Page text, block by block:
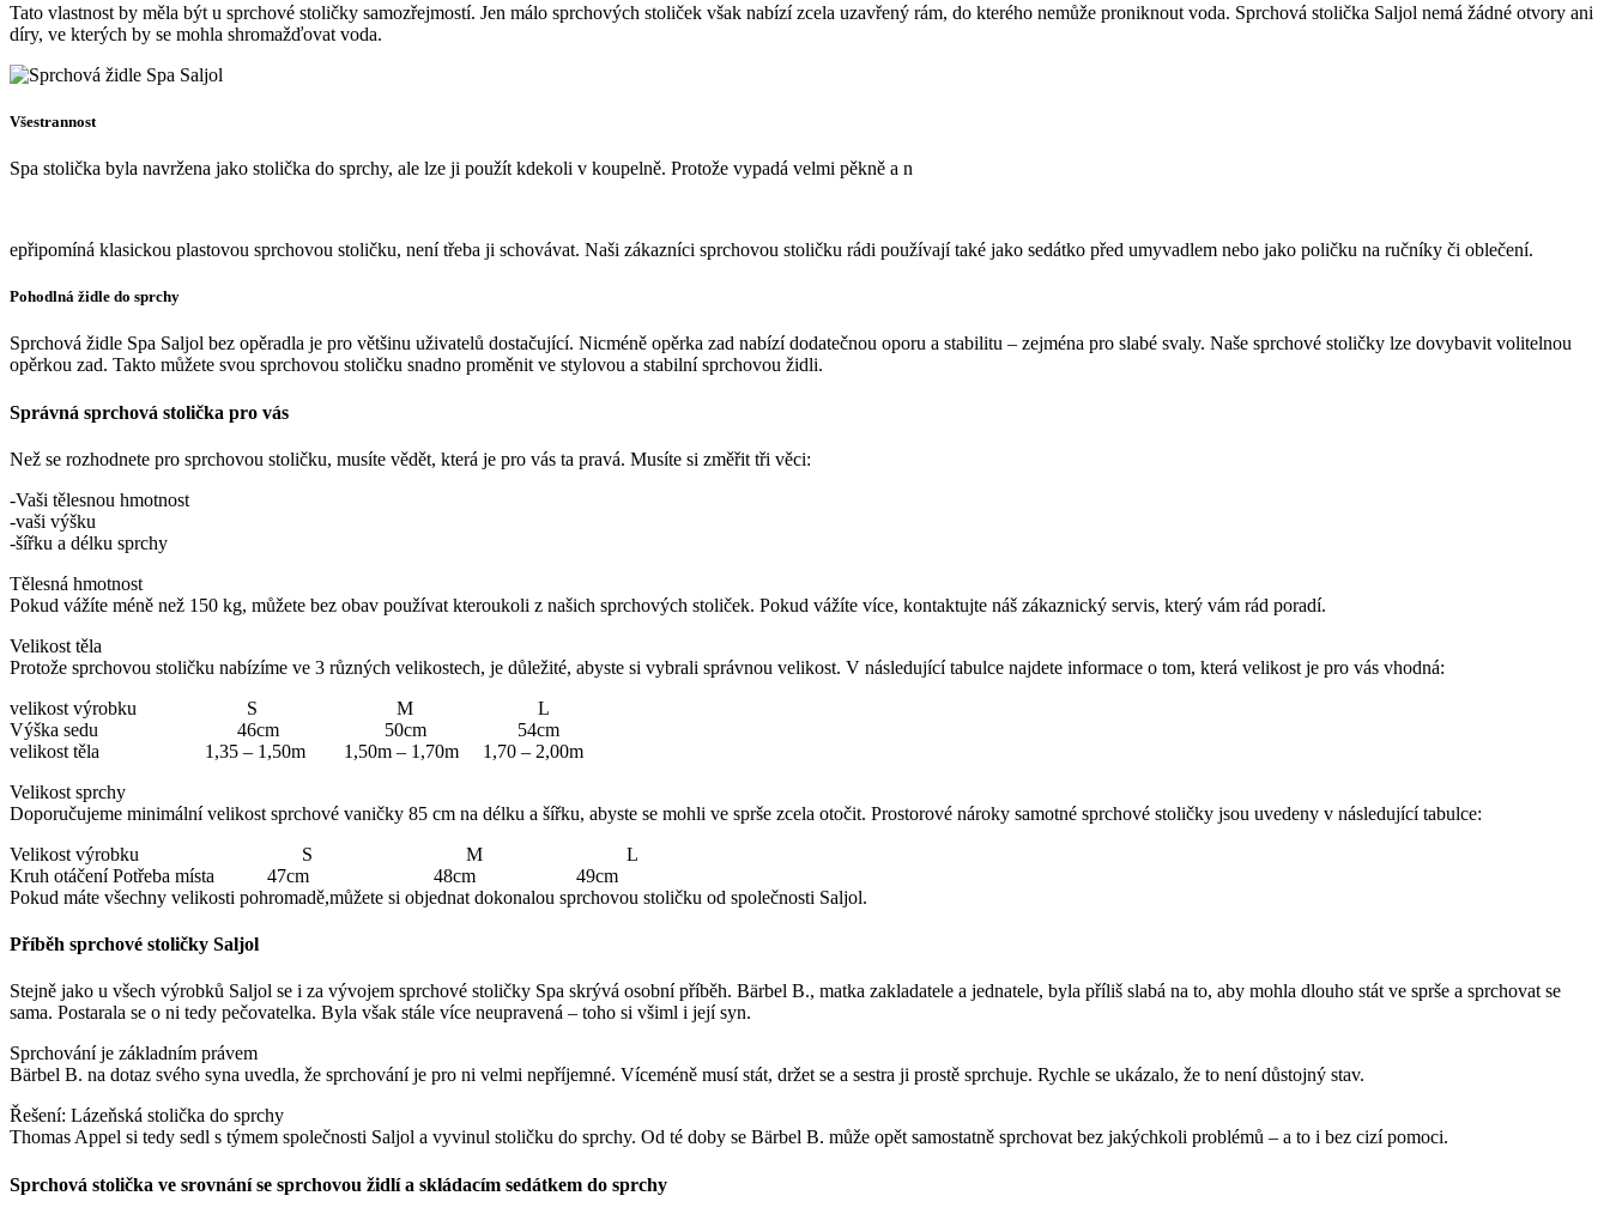
Tato vlastnost by měla být u sprchové stoličky samozřejmostí. Jen málo sprchových stoliček však nabízí zcela uzavřený rám, do kterého nemůže proniknout voda. Sprchová stolička Saljol nemá žádné otvory ani
díry, ve kterých by se mohla shromažďovat voda.
Všestrannost
Spa stolička byla navržena jako stolička do sprchy, ale lze ji použít kdekoli v koupelně. Protože vypadá velmi pěkně a n
epřipomíná klasickou plastovou sprchovou stoličku, není třeba ji schovávat. Naši zákazníci sprchovou stoličku rádi používají také jako sedátko před umyvadlem nebo jako poličku na ručníky či oblečení.
Pohodlná židle do sprchy
Sprchová židle Spa Saljol bez opěradla je pro většinu uživatelů dostačující. Nicméně opěrka zad nabízí dodatečnou oporu a stabilitu – zejména pro slabé svaly. Naše sprchové stoličky lze dovybavit volitelnou
opěrkou zad. Takto můžete svou sprchovou stoličku snadno proměnit ve stylovou a stabilní sprchovou židli.
Správná sprchová stolička pro vás
Než se rozhodnete pro sprchovou stoličku, musíte vědět, která je pro vás ta pravá. Musíte si změřit tři věci:
-Vaši tělesnou hmotnost
-vaši výšku
-šířku a délku sprchy
Tělesná hmotnost
Pokud vážíte méně než 150 kg, můžete bez obav používat kteroukoli z našich sprchových stoliček. Pokud vážíte více, kontaktujte náš zákaznický servis, který vám rád poradí.
Velikost těla
Protože sprchovou stoličku nabízíme ve 3 různých velikostech, je důležité, abyste si vybrali správnou velikost. V následující tabulce najdete informace o tom, která velikost je pro vás vhodná:
velikost výrobku S M L
Výška sedu 46cm 50cm 54cm
velikost těla 1,35 – 1,50m 1,50m – 1,70m 1,70 – 2,00m
Velikost sprchy
Doporučujeme minimální velikost sprchové vaničky 85 cm na délku a šířku, abyste se mohli ve sprše zcela otočit. Prostorové nároky samotné sprchové stoličky jsou uvedeny v následující tabulce:
Velikost výrobku S M L
Kruh otáčení Potřeba místa 47cm 48cm 49cm
Pokud máte všechny velikosti pohromadě,můžete si objednat dokonalou sprchovou stoličku od společnosti Saljol.
Příběh sprchové stoličky Saljol
Stejně jako u všech výrobků Saljol se i za vývojem sprchové stoličky Spa skrývá osobní příběh. Bärbel B., matka zakladatele a jednatele, byla příliš slabá na to, aby mohla dlouho stát ve sprše a sprchovat se
sama. Postarala se o ni tedy pečovatelka. Byla však stále více neupravená – toho si všiml i její syn.
Sprchování je základním právem
Bärbel B. na dotaz svého syna uvedla, že sprchování je pro ni velmi nepříjemné. Víceméně musí stát, držet se a sestra ji prostě sprchuje. Rychle se ukázalo, že to není důstojný stav.
Řešení: Lázeňská stolička do sprchy
Thomas Appel si tedy sedl s týmem společnosti Saljol a vyvinul stoličku do sprchy. Od té doby se Bärbel B. může opět samostatně sprchovat bez jakýchkoli problémů – a to i bez cizí pomoci.
Sprchová stolička ve srovnání se sprchovou židlí a skládacím sedátkem do sprchy